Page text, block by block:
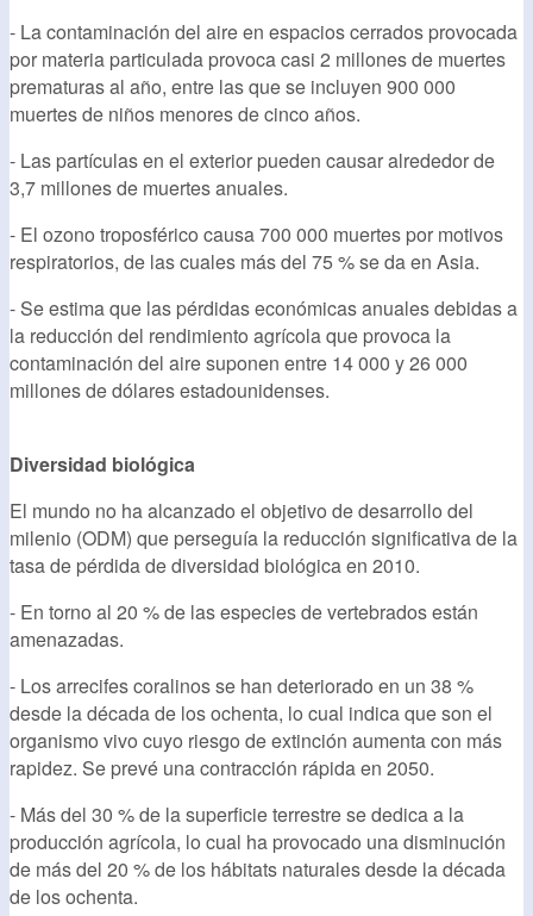
- La contaminación del aire en espacios cerrados provocada
por materia particulada provoca casi 2 millones de muertes
prematuras al año, entre las que se incluyen 900 000
muertes de niños menores de cinco años.
- Las partículas en el exterior pueden causar alrededor de
3,7 millones de muertes anuales.
- El ozono troposférico causa 700 000 muertes por motivos
respiratorios, de las cuales más del 75 % se da en Asia.
- Se estima que las pérdidas económicas anuales debidas a
la reducción del rendimiento agrícola que provoca la
contaminación del aire suponen entre 14 000 y 26 000
millones de dólares estadounidenses.
Diversidad biológica
El mundo no ha alcanzado el objetivo de desarrollo del
milenio (ODM) que perseguía la reducción significativa de la
tasa de pérdida de diversidad biológica en 2010.
- En torno al 20 % de las especies de vertebrados están
amenazadas.
- Los arrecifes coralinos se han deteriorado en un 38 %
desde la década de los ochenta, lo cual indica que son el
organismo vivo cuyo riesgo de extinción aumenta con más
rapidez. Se prevé una contracción rápida en 2050.
- Más del 30 % de la superficie terrestre se dedica a la
producción agrícola, lo cual ha provocado una disminución
de más del 20 % de los hábitats naturales desde la década
de los ochenta.